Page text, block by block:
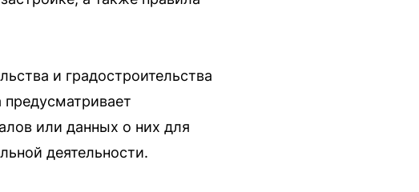
и градостроительства
или данных о них для
деятельности.